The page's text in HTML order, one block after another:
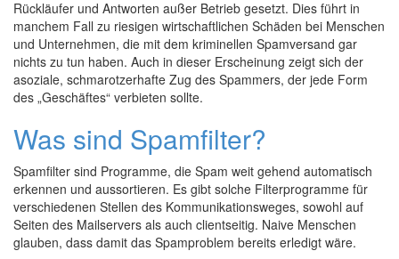
Rückläufer und Antworten außer Betrieb gesetzt. Dies führt in
manchem Fall zu riesigen wirtschaftlichen Schäden bei Menschen
und Unternehmen, die mit dem kriminellen Spamversand gar
nichts zu tun haben. Auch in dieser Erscheinung zeigt sich der
asoziale, schmarotzerhafte Zug des Spammers, der jede Form
des „Geschäftes“ verbieten sollte.
Was sind Spamfilter?
Spamfilter sind Programme, die Spam weit gehend automatisch
erkennen und aussortieren. Es gibt solche Filterprogramme für
verschiedenen Stellen des Kommunikationsweges, sowohl auf
Seiten des Mailservers als auch clientseitig. Naive Menschen
glauben, dass damit das Spamproblem bereits erledigt wäre.